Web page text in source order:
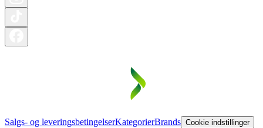
Salgs- og leveringsbetingelserKategorierBrands Cookie indstillinger